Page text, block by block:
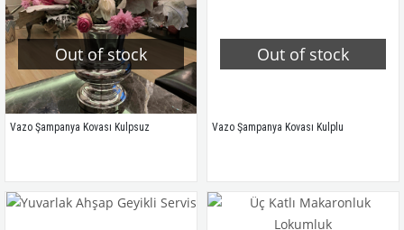
Out of stock
Vazo Şampanya Kovası Kulpsuz
Out of stock
Vazo Şampanya Kovası Kulplu